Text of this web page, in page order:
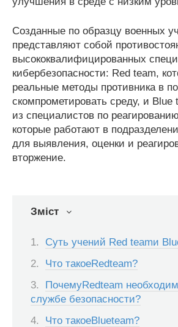
Созданные по образцу военных
представляют собой
высококвалифицированных
кибербезопасности: Red team,
реальные методы противника в
скомпрометировать среду, и Blue
из специалистов по
которые работают в
для выявления, оценки и
вторжение.
Зміст
Суть учений Red teamи
Что такоеRedteam?
ПочемуRedteam
службе безопасности?
Что такоеBlueteam?